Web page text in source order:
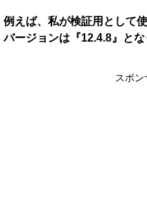
例えば、私が検証用として
バージョンは『12.4.8』とな
スポン